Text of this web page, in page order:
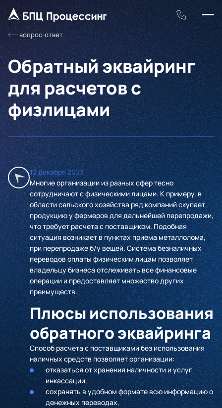
вопрос-ответ
Обратный эквайринг
для расчетов с
физлицами
12 декабря 2023
Многие организации из разных сфер тесно
сотрудничают с физическими лицами. К примеру, в
области сельского хозяйства ряд компаний скупает
продукцию у фермеров для дальнейшей перепродажи,
что требует расчета с поставщиком. Подобная
ситуация возникает в пунктах приема металлолома,
при перепродаже б/у вещей. Система безналичных
переводов оплаты физическим лицам позволяет
владельцу бизнеса отслеживать все финансовые
операции и предоставляет множество других
преимуществ.
Плюсы использования
обратного эквайринга
Способ расчета с поставщиками без использования
наличных средств позволяет организации:
отказаться от хранения наличности и услуг
инкассации,
сохранять в удобном формате всю информацию о
денежных переводах,